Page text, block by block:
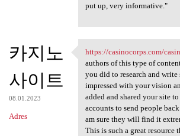
put up, very informative."
카지노
사이트
08.01.2023
Adres
https://
https://casinocorps.com/
authors of this type of
you did to research and write
impressed with your vision
added and shared your site
accounts to send people
am sure they will find it
This is such a great resource